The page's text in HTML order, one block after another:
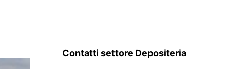
Contatti settore Depositeria